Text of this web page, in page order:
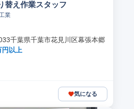
替え作業スタッフ
業
千葉県千葉市花見川区幕張本郷
以上
気になる